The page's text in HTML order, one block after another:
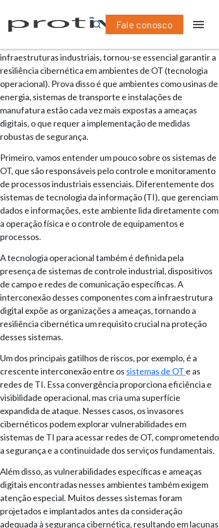
Fale conosco
Conteúdos Cybersecurity Claroty
infraestruturas industriais, tornou-se essencial garantir a
resiliência cibernética em ambientes de OT (tecnologia
operacional). Prova disso é que ambientes como usinas de
energia, sistemas de transporte e instalações de
manufatura estão cada vez mais expostas a ameaças
digitais, o que requer a implementação de medidas
robustas de segurança.
Primeiro, vamos entender um pouco sobre os sistemas de
OT, que são responsáveis pelo controle e monitoramento
de processos industriais essenciais. Diferentemente dos
sistemas de tecnologia da informação (TI), que gerenciam
dados e informações, este ambiente lida diretamente com
a operação física e o controle de equipamentos e
processos.
A tecnologia operacional também é definida pela
presença de sistemas de controle industrial, dispositivos
de campo e redes de comunicação específicas. A
interconexão desses componentes com a infraestrutura
digital expõe as organizações a ameaças, tornando a
resiliência cibernética um requisito crucial na proteção
desses sistemas.
Um dos principais gatilhos de riscos, por exemplo, é a
crescente interconexão entre os sistemas de OT e as
redes de TI. Essa convergência proporciona eficiência e
visibilidade operacional, mas cria uma superfície
expandida de ataque. Nesses casos, os invasores
cibernéticos podem explorar vulnerabilidades em
sistemas de TI para acessar redes de OT, comprometendo
a segurança e a continuidade dos serviços fundamentais.
Além disso, as vulnerabilidades específicas e ameaças
digitais encontradas nesses ambientes também exigem
atenção especial. Muitos desses sistemas foram
projetados e implantados antes da consideração
adequada à segurança cibernética, resultando em lacunas